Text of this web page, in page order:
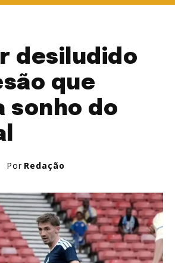
desiludido
que
sonho do
Por Redação